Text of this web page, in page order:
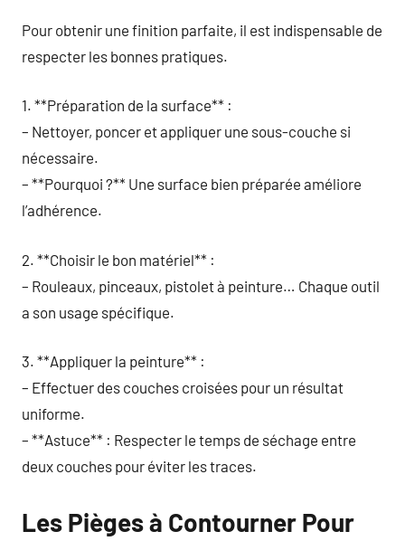
Pour obtenir une finition parfaite, il est indispensable de
respecter les bonnes pratiques.
1. **Préparation de la surface** :
– Nettoyer, poncer et appliquer une sous-couche si
nécessaire.
– **Pourquoi ?** Une surface bien préparée améliore
l’adhérence.
2. **Choisir le bon matériel** :
– Rouleaux, pinceaux, pistolet à peinture… Chaque outil
a son usage spécifique.
3. **Appliquer la peinture** :
– Effectuer des couches croisées pour un résultat
uniforme.
– **Astuce** : Respecter le temps de séchage entre
deux couches pour éviter les traces.
Les Pièges à Contourner Pour